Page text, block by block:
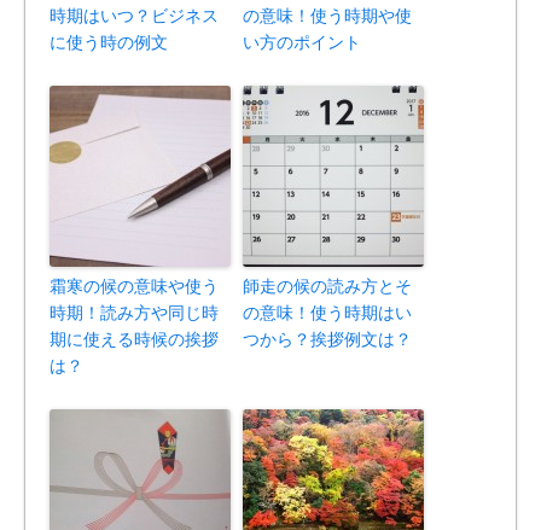
時期はいつ？ビジネス
に使う時の例文
の意味！使う時期や使
い方のポイント
霜寒の候の意味や使う
時期！読み方や同じ時
期に使える時候の挨拶
は？
師走の候の読み方とそ
の意味！使う時期はい
つから？挨拶例文は？